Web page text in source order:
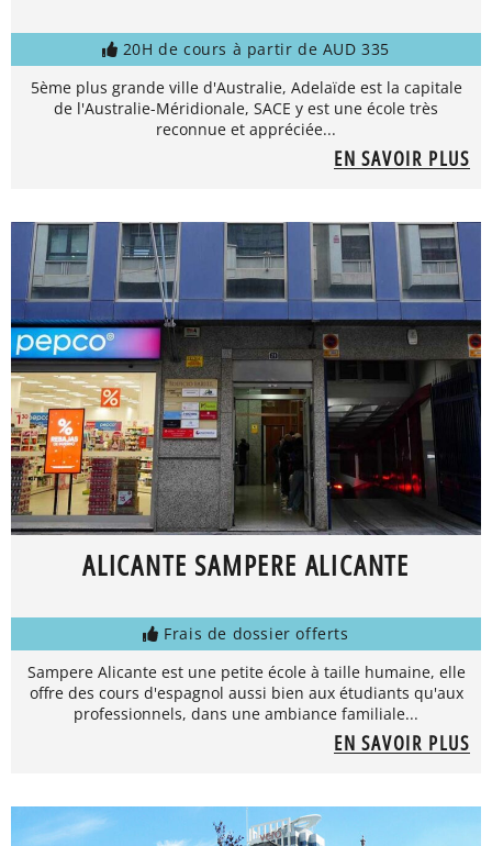
20H de cours à partir de AUD 335
5ème plus grande ville d'Australie, Adelaïde est la capitale
de l'Australie-Méridionale, SACE y est une école très
reconnue et appréciée...
EN SAVOIR PLUS
ALICANTE SAMPERE ALICANTE
Frais de dossier offerts
Sampere Alicante est une petite école à taille humaine, elle
offre des cours d'espagnol aussi bien aux étudiants qu'aux
professionnels, dans une ambiance familiale...
EN SAVOIR PLUS